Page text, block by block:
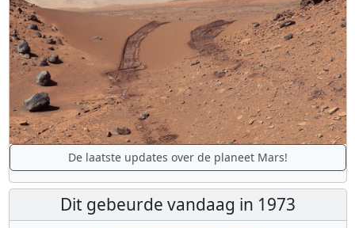
De laatste updates over de planeet Mars!
Dit gebeurde vandaag in 1973